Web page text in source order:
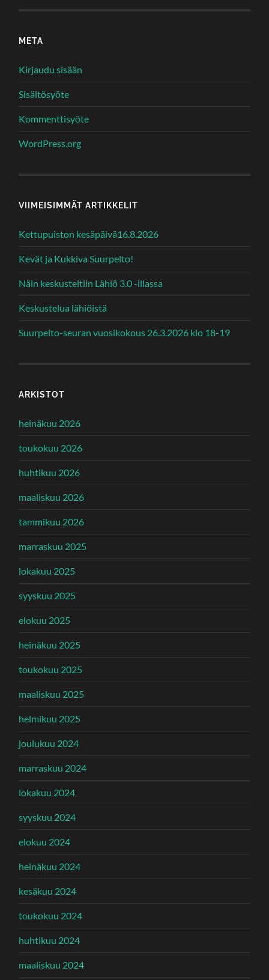
META
Kirjaudu sisään
Sisältösyöte
Kommenttisyöte
WordPress.org
VIIMEISIMMÄT ARTIKKELIT
Kettupuiston kesäpäivä16.8.2026
Kevät ja Kukkiva Suurpelto!
Näin keskusteltiin Lähiö 3.0 -illassa
Keskustelua lähiöistä
Suurpelto-seuran vuosikokous 26.3.2026 klo 18-19
ARKISTOT
heinäkuu 2026
toukokuu 2026
huhtikuu 2026
maaliskuu 2026
tammikuu 2026
marraskuu 2025
lokakuu 2025
syyskuu 2025
elokuu 2025
heinäkuu 2025
toukokuu 2025
maaliskuu 2025
helmikuu 2025
joulukuu 2024
marraskuu 2024
lokakuu 2024
syyskuu 2024
elokuu 2024
heinäkuu 2024
kesäkuu 2024
toukokuu 2024
huhtikuu 2024
maaliskuu 2024